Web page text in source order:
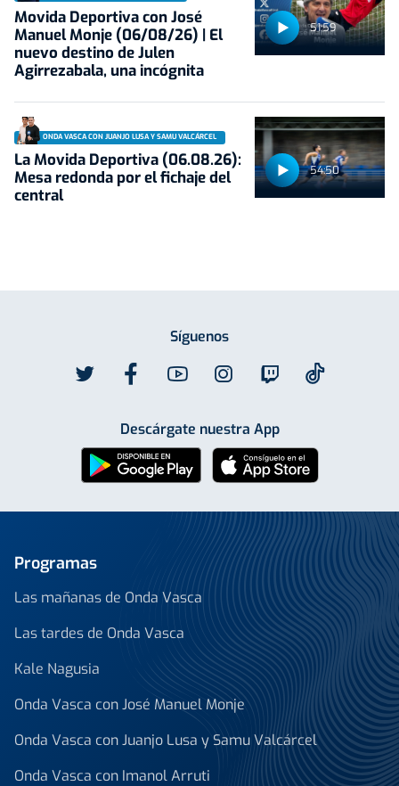
51:59
Movida Deportiva con José
Manuel Monje (06/08/26) | El
nuevo destino de Julen
Agirrezabala, una incógnita
54:50
ONDA VASCA CON JUANJO LUSA Y SAMU VALCÁRCEL
La Movida Deportiva (06.08.26):
Mesa redonda por el fichaje del
central
Síguenos
Descárgate nuestra App
Programas
Las mañanas de Onda Vasca
Las tardes de Onda Vasca
Kale Nagusia
Onda Vasca con José Manuel Monje
Onda Vasca con Juanjo Lusa y Samu Valcárcel
Onda Vasca con Imanol Arruti